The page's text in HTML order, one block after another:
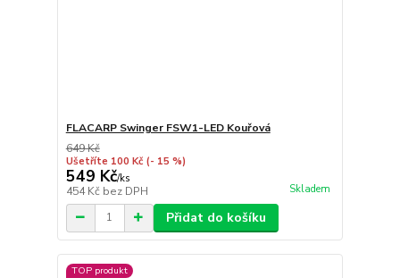
FLACARP Swinger FSW1-LED Kouřová
649 Kč
Ušetříte 100 Kč (- 15 %)
549 Kč/ks
454 Kč bez DPH Skladem
Přidat do košíku
TOP produkt